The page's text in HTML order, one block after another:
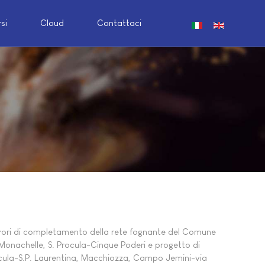
Cloud Contattaci Seleziona la tua
di completamento della rete fognante del Comune
S. Procula-Cinque Poderi e progetto di
S.P. Laurentina, Macchiozza, Campo Jemini-via